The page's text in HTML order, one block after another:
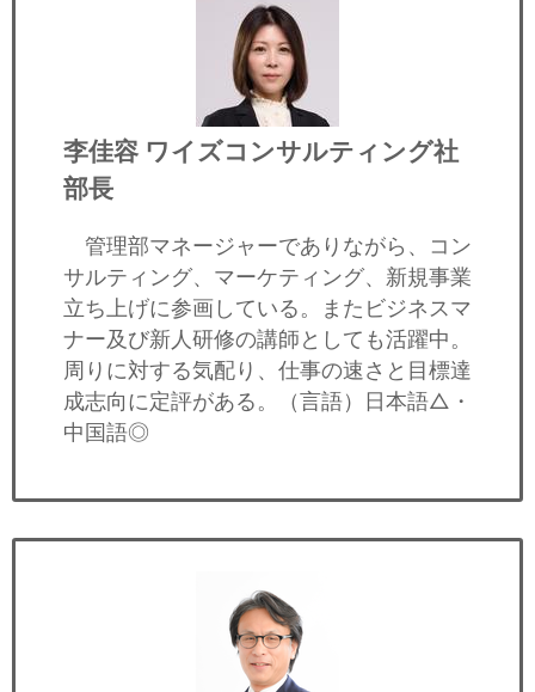
李佳容 ワイズコンサルティング社
部長
管理部マネージャーでありながら、コン
サルティング、マーケティング、新規事業
立ち上げに参画している。またビジネスマ
ナー及び新人研修の講師としても活躍中。
周りに対する気配り、仕事の速さと目標達
成志向に定評がある。（言語）日本語△・
中国語◎